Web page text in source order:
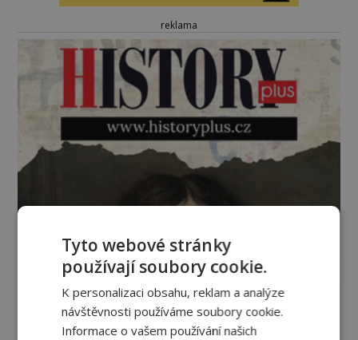
reklama
Tyto webové stránky
používají soubory cookie.
K personalizaci obsahu, reklam a analýze
návštěvnosti používáme soubory cookie.
Informace o vašem používání našich